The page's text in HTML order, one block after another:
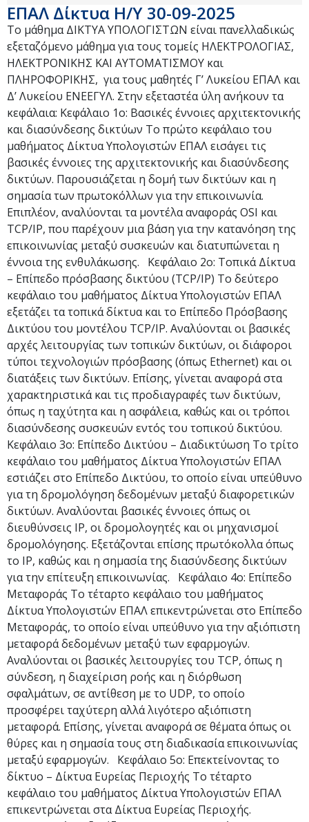
ΕΠΑΛ Δίκτυα Η/Υ 30-09-2025
Το μάθημα ΔΙΚΤΥΑ ΥΠΟΛΟΓΙΣΤΩΝ είναι πανελλαδικώς
εξεταζόμενο μάθημα για τους τομείς ΗΛΕΚΤΡΟΛΟΓΙΑΣ,
ΗΛΕΚΤΡΟΝΙΚΗΣ ΚΑΙ ΑΥΤΟΜΑΤΙΣΜΟΥ και
ΠΛΗΡΟΦΟΡΙΚΗΣ, για τους μαθητές Γ’ Λυκείου ΕΠΑΛ και
Δ’ Λυκείου ΕΝΕΕΓΥΛ. Στην εξεταστέα ύλη ανήκουν τα
κεφάλαια: Κεφάλαιο 1ο: Βασικές έννοιες αρχιτεκτονικής
και διασύνδεσης δικτύων Το πρώτο κεφάλαιο του
μαθήματος Δίκτυα Υπολογιστών ΕΠΑΛ εισάγει τις
βασικές έννοιες της αρχιτεκτονικής και διασύνδεσης
δικτύων. Παρουσιάζεται η δομή των δικτύων και η
σημασία των πρωτοκόλλων για την επικοινωνία.
Επιπλέον, αναλύονται τα μοντέλα αναφοράς OSI και
TCP/IP, που παρέχουν μια βάση για την κατανόηση της
επικοινωνίας μεταξύ συσκευών και διατυπώνεται η
έννοια της ενθυλάκωσης. Κεφάλαιο 2ο: Τοπικά Δίκτυα
– Επίπεδο πρόσβασης δικτύου (TCP/IP) Το δεύτερο
κεφάλαιο του μαθήματος Δίκτυα Υπολογιστών ΕΠΑΛ
εξετάζει τα τοπικά δίκτυα και το Επίπεδο Πρόσβασης
Δικτύου του μοντέλου TCP/IP. Αναλύονται οι βασικές
αρχές λειτουργίας των τοπικών δικτύων, οι διάφοροι
τύποι τεχνολογιών πρόσβασης (όπως Ethernet) και οι
διατάξεις των δικτύων. Επίσης, γίνεται αναφορά στα
χαρακτηριστικά και τις προδιαγραφές των δικτύων,
όπως η ταχύτητα και η ασφάλεια, καθώς και οι τρόποι
διασύνδεσης συσκευών εντός του τοπικού δικτύου.
Κεφάλαιο 3ο: Επίπεδο Δικτύου – Διαδικτύωση Το τρίτο
κεφάλαιο του μαθήματος Δίκτυα Υπολογιστών ΕΠΑΛ
εστιάζει στο Επίπεδο Δικτύου, το οποίο είναι υπεύθυνο
για τη δρομολόγηση δεδομένων μεταξύ διαφορετικών
δικτύων. Αναλύονται βασικές έννοιες όπως οι
διευθύνσεις IP, οι δρομολογητές και οι μηχανισμοί
δρομολόγησης. Εξετάζονται επίσης πρωτόκολλα όπως
το IP, καθώς και η σημασία της διασύνδεσης δικτύων
για την επίτευξη επικοινωνίας. Κεφάλαιο 4ο: Επίπεδο
Μεταφοράς Το τέταρτο κεφάλαιο του μαθήματος
Δίκτυα Υπολογιστών ΕΠΑΛ επικεντρώνεται στο Επίπεδο
Μεταφοράς, το οποίο είναι υπεύθυνο για την αξιόπιστη
μεταφορά δεδομένων μεταξύ των εφαρμογών.
Αναλύονται οι βασικές λειτουργίες του TCP, όπως η
σύνδεση, η διαχείριση ροής και η διόρθωση
σφαλμάτων, σε αντίθεση με το UDP, το οποίο
προσφέρει ταχύτερη αλλά λιγότερο αξιόπιστη
μεταφορά. Επίσης, γίνεται αναφορά σε θέματα όπως οι
θύρες και η σημασία τους στη διαδικασία επικοινωνίας
μεταξύ εφαρμογών. Κεφάλαιο 5ο: Επεκτείνοντας το
δίκτυο – Δίκτυα Ευρείας Περιοχής Το τέταρτο
κεφάλαιο του μαθήματος Δίκτυα Υπολογιστών ΕΠΑΛ
επικεντρώνεται στα Δίκτυα Ευρείας Περιοχής.